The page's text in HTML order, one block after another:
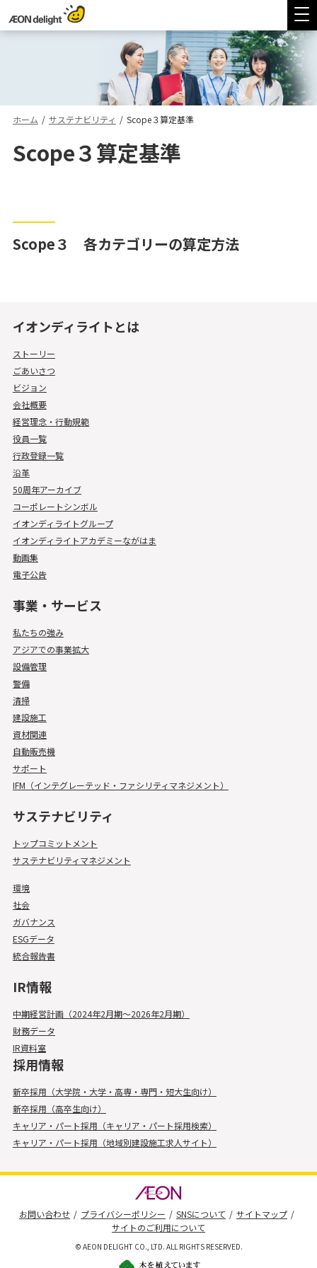
ホーム / サステナビリティ / Scope３算定基準
Scope３算定基準
Scope３ 各カテゴリーの算定方法
イオンディライトとは
ストーリー
ごあいさつ
ビジョン
会社概要
経営理念・行動規範
役員一覧
行政登録一覧
沿革
50周年アーカイブ
コーポレートシンボル
イオンディライトグループ
イオンディライトアカデミーながはま
動画集
電子公告
事業・サービス
私たちの強み
アジアでの事業拡大
設備管理
警備
清掃
建設施工
資材関連
自動販売機
サポート
IFM（インテグレーテッド・ファシリティマネジメント）
サステナビリティ
トップコミットメント
サステナビリティマネジメント
環境
社会
ガバナンス
ESGデータ
統合報告書
IR情報
中期経営計画（2024年2月期～2026年2月期）
財務データ
IR資料室
採用情報
新卒採用（大学院・大学・高専・専門・短大生向け）
新卒採用（高卒生向け）
キャリア・パート採用（キャリア・パート採用検索）
キャリア・パート採用（地域別建設施工求人サイト）
お問い合わせ プライバシーポリシー SNSについて
サイトマップ
サイトのご利用について
© AEON DELIGHT CO., LTD. ALL RIGHTS RESERVED.